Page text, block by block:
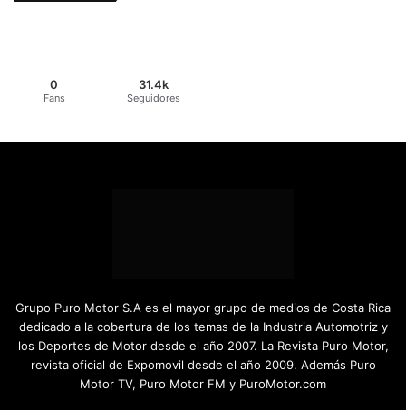
0
Fans
31.4k
Seguidores
Grupo Puro Motor S.A es el mayor grupo de medios de Costa Rica
dedicado a la cobertura de los temas de la Industria Automotriz y
los Deportes de Motor desde el año 2007. La Revista Puro Motor,
revista oficial de Expomovil desde el año 2009. Además Puro
Motor TV, Puro Motor FM y PuroMotor.com